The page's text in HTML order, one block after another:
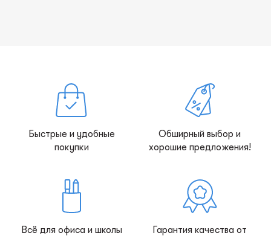
Быстрые и удобные
покупки
Обширный выбор и
хорошие предложения!
Всё для офиса и школы
Гарантия качества от